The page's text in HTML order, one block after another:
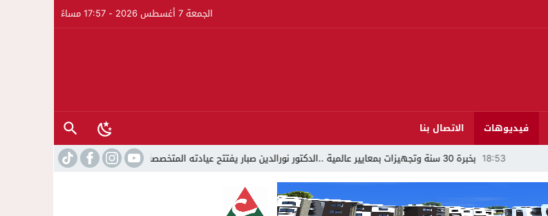
الجمعة 7 أغسطس 2026 - 17:57 مساءً
فيديوهات
الاتصال بنا
23:39 مواطن يلجأ للقضاء ويتهم